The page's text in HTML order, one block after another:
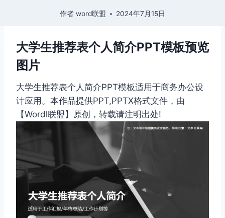
作者 word联盟 2024年7月15日
大学生推荐表个人简介PPT模板预览
图片
大学生推荐表个人简介PPT模板适用于商务办公设
计应用。本作品提供PPT,PPTX格式文件，由
【Wordl联盟】原创，转载请注明出处!